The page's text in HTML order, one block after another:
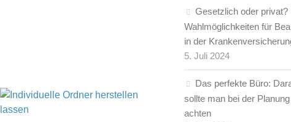
Gesetzlich oder privat?
Wahlmöglichkeiten für
in der
5. Juli 2024
Das perfekte Büro:
sollte man bei der Planung
achten